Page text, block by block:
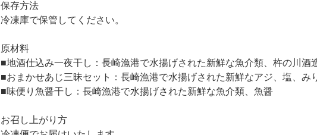
保存方法
冷凍庫で保管してください。
原材料
■地酒仕込み一夜干し：長崎漁港で水揚げされた新鮮な魚介類、杵の川酒
■おまかせあじ三昧セット：長崎漁港で水揚げされた新鮮なアジ、塩、み
■味便り魚醤干し：長崎漁港で水揚げされた新鮮な魚介類、魚醤
お召し上がり方